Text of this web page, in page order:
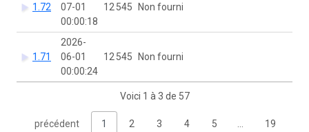
1.72
07-01
00:00:18
12 545 Non fourni
1.71
2026-
06-01
00:00:24
12 545 Non fourni
Voici 1 à 3 de 57
précédent 1 2 3 4 5 19